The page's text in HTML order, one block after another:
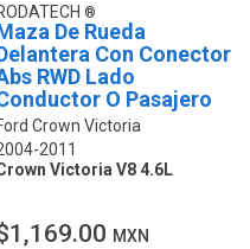
De Rueda
Con Conector
RWD Lado
O Pasajero
Crown Victoria
2011
Victoria V8 4.6L
MXN